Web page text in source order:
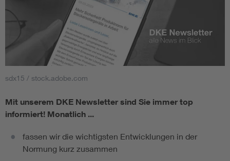
sdx15 / stock.adobe.com
Mit unserem DKE Newsletter sind Sie immer top
informiert! Monatlich ...
fassen wir die wichtigsten Entwicklungen in der
Normung kurz zusammen